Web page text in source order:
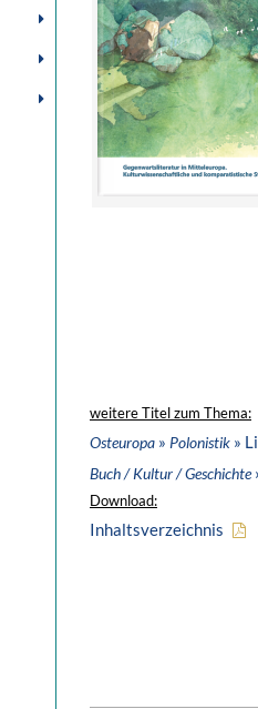
weitere Titel zum Thema:
Osteuropa » Polonistik »
Buch / Kultur / Geschichte
Download:
Inhaltsverzeichnis